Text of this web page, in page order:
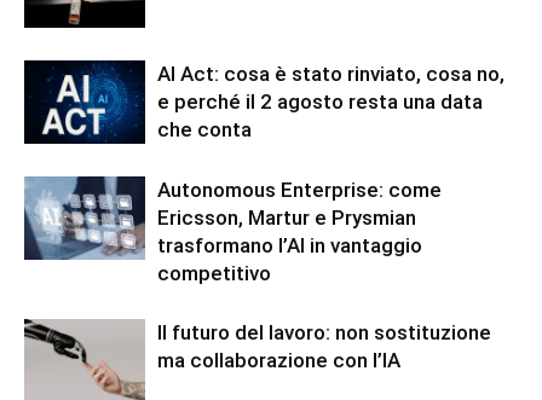
AI Act: cosa è stato rinviato, cosa no,
e perché il 2 agosto resta una data
che conta
Autonomous Enterprise: come
Ericsson, Martur e Prysmian
trasformano l’AI in vantaggio
competitivo
Il futuro del lavoro: non sostituzione
ma collaborazione con l’IA